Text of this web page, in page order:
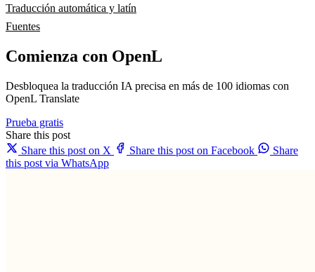
Traducción automática y latín
Fuentes
Comienza con OpenL
Desbloquea la traducción IA precisa en más de 100 idiomas con
OpenL Translate
Prueba gratis
Share this post
Share this post on X
Share this post on Facebook
Share
this post via WhatsApp